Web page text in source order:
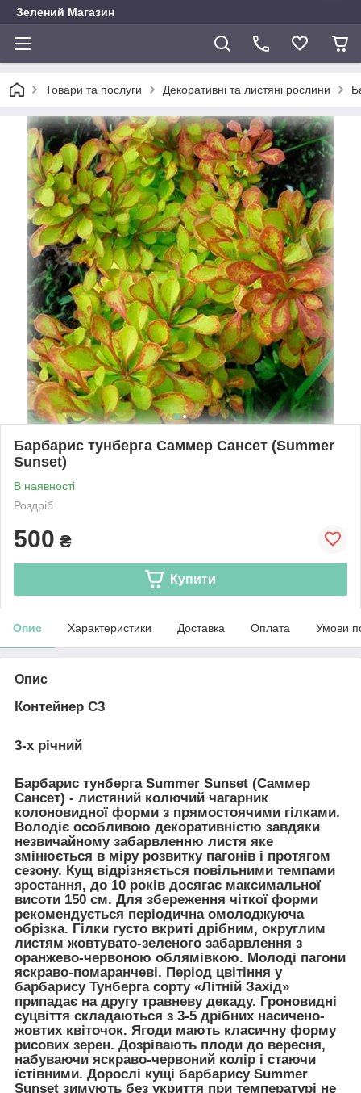
Зелений Магазин
Товари та послуги Декоративні та листяні рослини
Барбарис тунберга Саммер Сансет (Summer
Sunset)
В наявності
Роздріб
500 ₴
Купити
Опис Характеристики Доставка Оплата Умови
Опис
Контейнер С3
3-х річний
Барбарис тунберга Summer Sunset (Саммер
Сансет) - листяний колючий чагарник
колоновидної форми з прямостоячими гілками.
Володіє особливою декоративністю завдяки
незвичайному забарвленню листя яке
змінюється в міру розвитку пагонів і протягом
сезону. Кущ відрізняється повільними темпами
зростання, до 10 років досягає максимальної
висоти 150 см. Для збереження чіткої форми
рекомендується періодична омолоджуюча
обрізка. Гілки густо вкриті дрібним, округлим
листям жовтувато-зеленого забарвлення з
оранжево-червоною облямівкою. Молоді пагони
яскраво-помаранчеві. Період цвітіння у
барбарису Тунберга сорту «Літній Захід»
припадає на другу травневу декаду. Гроновидні
суцвіття складаються з 3-5 дрібних насичено-
жовтих квіточок. Ягоди мають класичну форму
рисових зерен. Дозрівають плоди до вересня,
набуваючи яскраво-червоний колір і стаючи
їстівними. Дорослі кущі барбарису Summer
Sunset зимують без укриття при температурі не